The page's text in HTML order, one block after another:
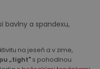
bavlny a spandexu,
na jeseň a v zime,
„tight" s pohodlnou